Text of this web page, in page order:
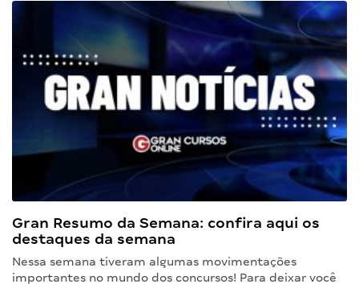
Gran Resumo da Semana: confira aqui os
destaques da semana
Nessa semana tiveram algumas movimentações
importantes no mundo dos concursos! Para deixar você